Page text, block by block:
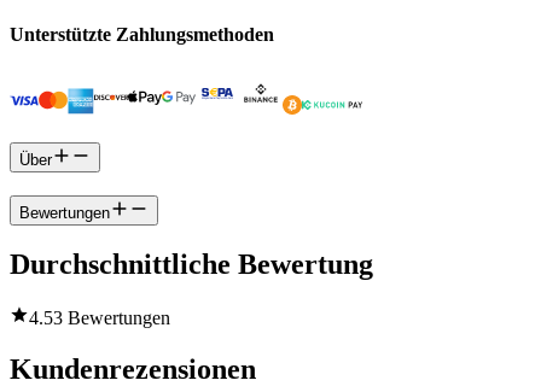
Unterstützte Zahlungsmethoden
Über
Bewertungen
Durchschnittliche Bewertung
4.53 Bewertungen
Kundenrezensionen